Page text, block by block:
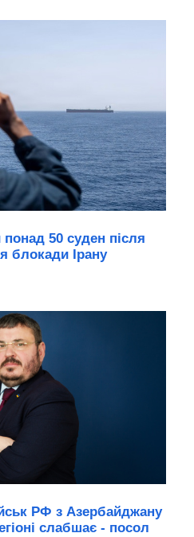
50 суден після
блокади Ірану
РФ з Азербайджану
слабшає - посол